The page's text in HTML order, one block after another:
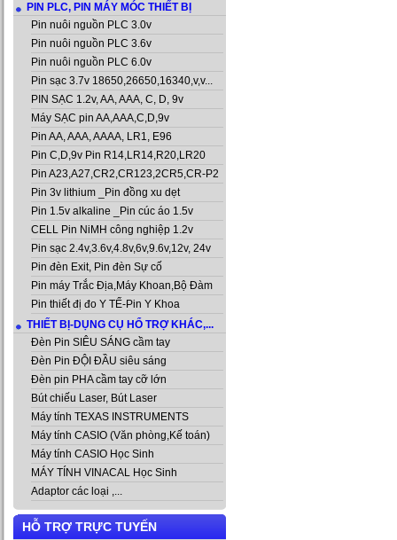
PIN PLC, PIN MÁY MÓC THIẾT BỊ
Pin nuôi nguồn PLC 3.0v
Pin nuôi nguồn PLC 3.6v
Pin nuôi nguồn PLC 6.0v
Pin sạc 3.7v 18650,26650,16340,v,v...
PIN SẠC 1.2v, AA, AAA, C, D, 9v
Máy SẠC pin AA,AAA,C,D,9v
Pin AA, AAA, AAAA, LR1, E96
Pin C,D,9v Pin R14,LR14,R20,LR20
Pin A23,A27,CR2,CR123,2CR5,CR-P2
Pin 3v lithium _Pin đồng xu dẹt
Pin 1.5v alkaline _Pin cúc áo 1.5v
CELL Pin NiMH công nghiệp 1.2v
Pin sạc 2.4v,3.6v,4.8v,6v,9.6v,12v, 24v
Pin đèn Exit, Pin đèn Sự cố
Pin máy Trắc Địa,Máy Khoan,Bộ Đàm
Pin thiết đị đo Y TẾ-Pin Y Khoa
THIẾT BỊ-DỤNG CỤ HỔ TRỢ KHÁC,...
Đèn Pin SIÊU SÁNG cầm tay
Đèn Pin ĐỘI ĐẦU siêu sáng
Đèn pin PHA cầm tay cỡ lớn
Bút chiếu Laser, Bút Laser
Máy tính TEXAS INSTRUMENTS
Máy tính CASIO (Văn phòng,Kế toán)
Máy tính CASIO Học Sinh
MÁY TÍNH VINACAL Học Sinh
Adaptor các loại ,...
HỖ TRỢ TRỰC TUYẾN